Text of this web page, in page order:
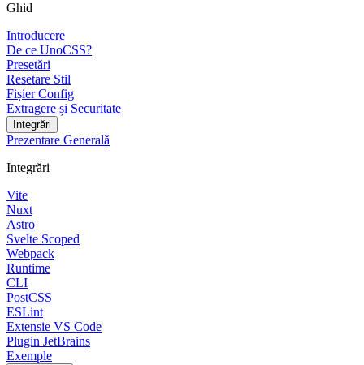
Ghid
Introducere
De ce UnoCSS?
Presetări
Resetare Stil
Fișier Config
Extragere și Securitate
Integrări
Prezentare Generală
Integrări
Vite
Nuxt
Astro
Svelte Scoped
Webpack
Runtime
CLI
PostCSS
ESLint
Extensie VS Code
Plugin JetBrains
Exemple